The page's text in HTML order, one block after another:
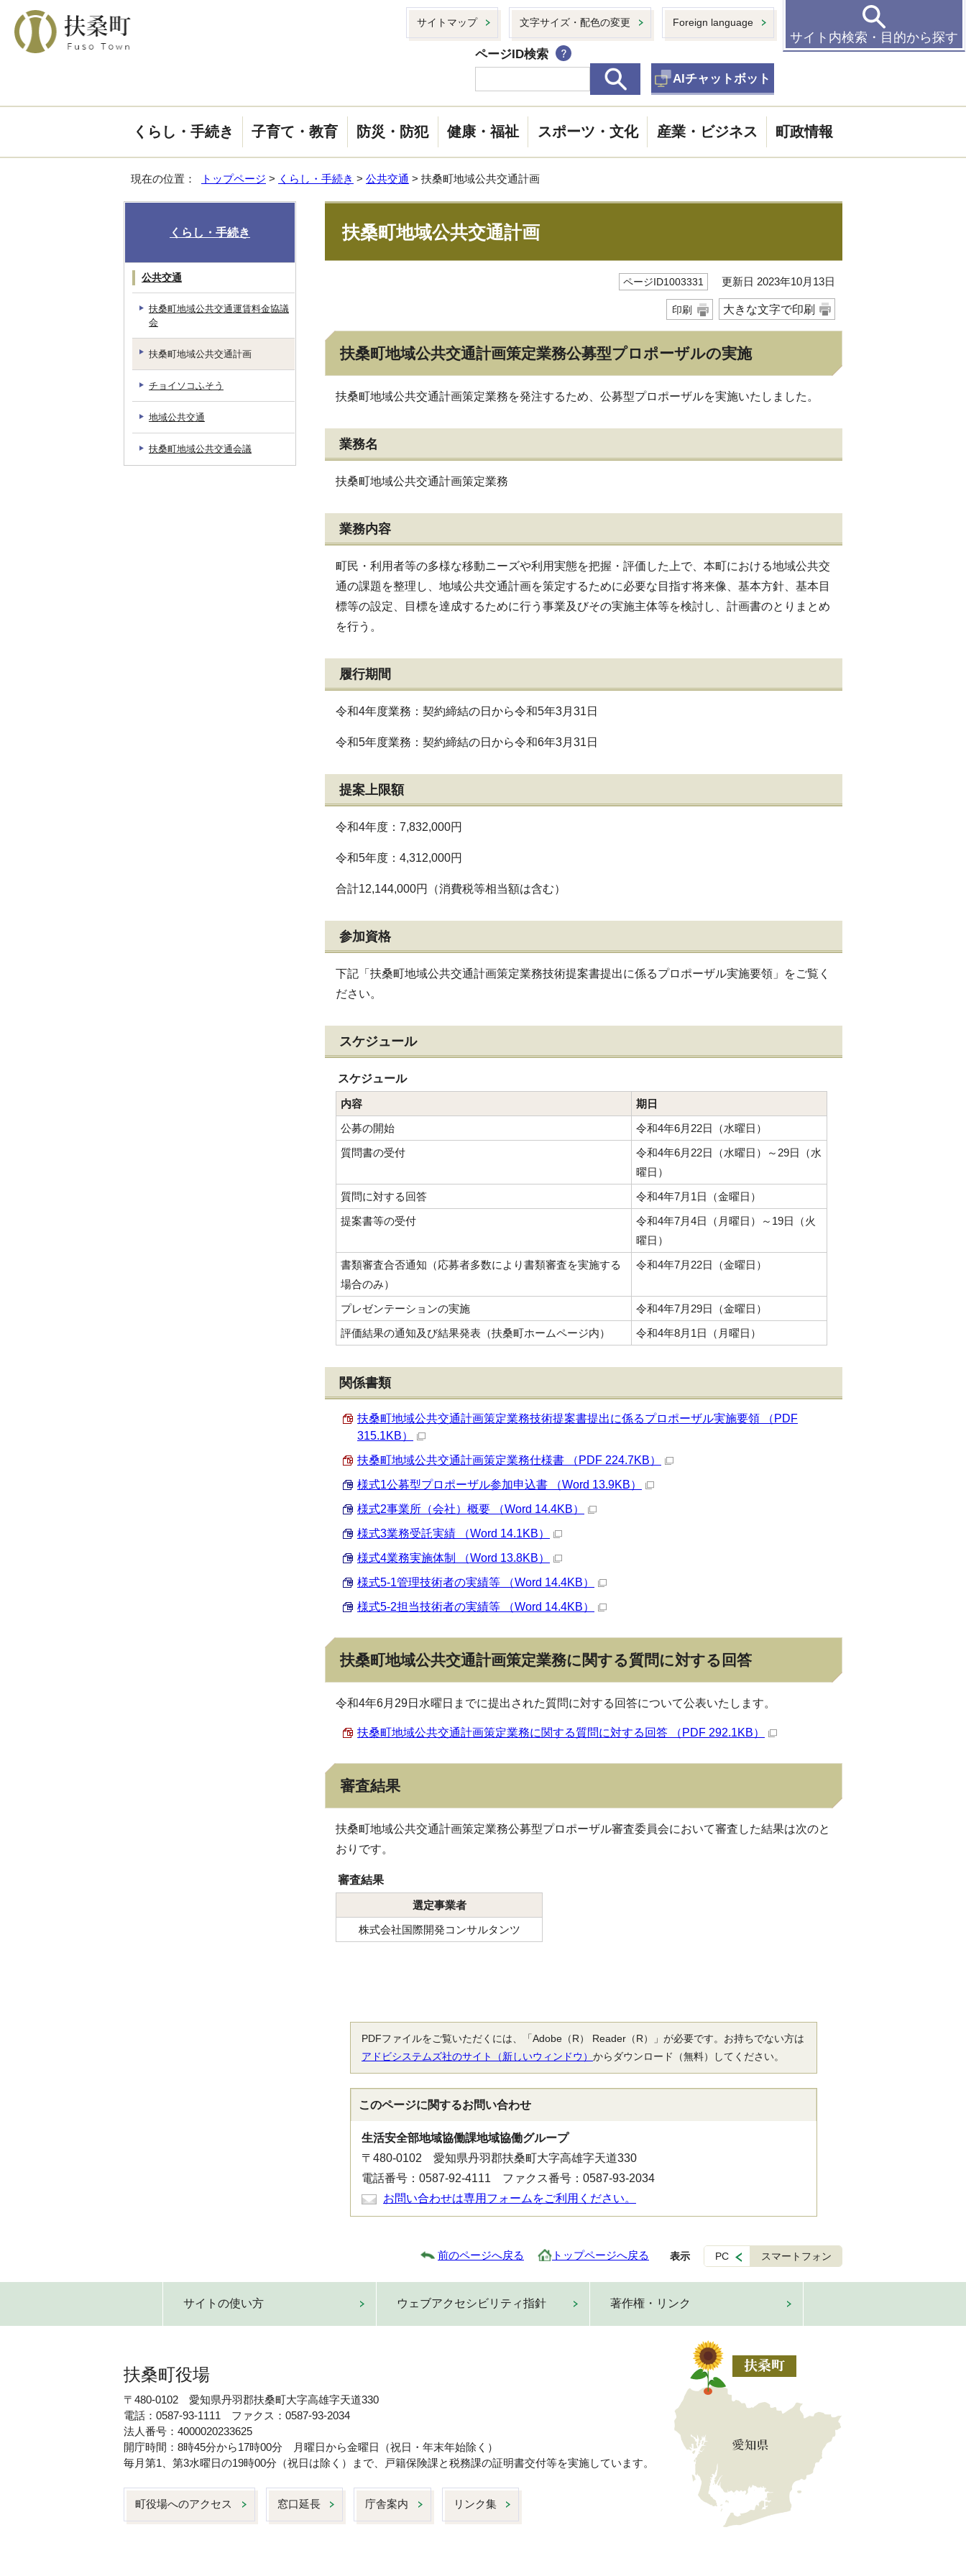
サイトマップ 文字サイズ・配色の変更 Foreign language
ページID検索
AIチャットボット
サイト内検索・目的から探す
くらし・手続き 子育て・教育 防災・防犯 健康・福祉 スポーツ・文化 産業・ビジネス 町政情報
現在の位置： トップページ > くらし・手続き > 公共交通 > 扶桑町地域公共交通計画
扶桑町地域公共交通計画
ページID1003331 更新日 2023年10月13日
印刷 大きな文字で印刷
扶桑町地域公共交通計画策定業務公募型プロポーザルの実施
扶桑町地域公共交通計画策定業務を発注するため、公募型プロポーザルを実施いたしました。
業務名
扶桑町地域公共交通計画策定業務
業務内容
町民・利用者等の多様な移動ニーズや利用実態を把握・評価した上で、本町における地域公共交
通の課題を整理し、地域公共交通計画を策定するために必要な目指す将来像、基本方針、基本目
標等の設定、目標を達成するために行う事業及びその実施主体等を検討し、計画書のとりまとめ
を行う。
履行期間
令和4年度業務：契約締結の日から令和5年3月31日
令和5年度業務：契約締結の日から令和6年3月31日
提案上限額
令和4年度：7,832,000円
令和5年度：4,312,000円
合計12,144,000円（消費税等相当額は含む）
参加資格
下記「扶桑町地域公共交通計画策定業務技術提案書提出に係るプロポーザル実施要領」をご覧く
ださい。
スケジュール
スケジュール
内容
期日
公募の開始
令和4年6月22日（水曜日）
質問書の受付
令和4年6月22日（水曜日）～29日（水
曜日）
質問に対する回答
令和4年7月1日（金曜日）
提案書等の受付
令和4年7月4日（月曜日）～19日（火
曜日）
書類審査合否通知（応募者多数により書類審査を実施する
場合のみ）
令和4年7月22日（金曜日）
プレゼンテーションの実施
令和4年7月29日（金曜日）
評価結果の通知及び結果発表（扶桑町ホームページ内）
令和4年8月1日（月曜日）
関係書類
扶桑町地域公共交通計画策定業務技術提案書提出に係るプロポーザル実施要領 （PDF
315.1KB）
扶桑町地域公共交通計画策定業務仕様書 （PDF 224.7KB）
様式1公募型プロポーザル参加申込書 （Word 13.9KB）
様式2事業所（会社）概要 （Word 14.4KB）
様式3業務受託実績 （Word 14.1KB）
様式4業務実施体制 （Word 13.8KB）
様式5-1管理技術者の実績等 （Word 14.4KB）
様式5-2担当技術者の実績等 （Word 14.4KB）
扶桑町地域公共交通計画策定業務に関する質問に対する回答
令和4年6月29日水曜日までに提出された質問に対する回答について公表いたします。
扶桑町地域公共交通計画策定業務に関する質問に対する回答 （PDF 292.1KB）
審査結果
扶桑町地域公共交通計画策定業務公募型プロポーザル審査委員会において審査した結果は次のと
おりです。
審査結果
選定事業者
株式会社国際開発コンサルタンツ
PDFファイルをご覧いただくには、「Adobe（R） Reader（R）」が必要です。お持ちでない方は
アドビシステムズ社のサイト（新しいウィンドウ） からダウンロード（無料）してください。
このページに関するお問い合わせ
生活安全部地域協働課地域協働グループ
〒480-0102 愛知県丹羽郡扶桑町大字高雄字天道330
電話番号：0587-92-4111 ファクス番号：0587-93-2034
お問い合わせは専用フォームをご利用ください。
くらし・手続き
公共交通
扶桑町地域公共交通運賃料金協議
会
扶桑町地域公共交通計画
チョイソコふそう
地域公共交通
扶桑町地域公共交通会議
前のページへ戻る トップページへ戻る 表示 PC スマートフォン
サイトの使い方 ウェブアクセシビリティ指針 著作権・リンク
扶桑町役場
〒480-0102 愛知県丹羽郡扶桑町大字高雄字天道330
電話：0587-93-1111 ファクス：0587-93-2034
法人番号：4000020233625
開庁時間：8時45分から17時00分 月曜日から金曜日（祝日・年末年始除く）
毎月第1、第3水曜日の19時00分（祝日は除く）まで、戸籍保険課と税務課の証明書交付等を実施しています。
町役場へのアクセス 窓口延長 庁舎案内 リンク集